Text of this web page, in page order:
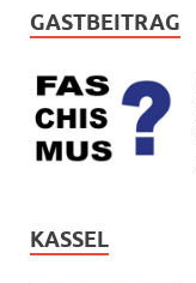
GASTBEITRAG
KASSEL